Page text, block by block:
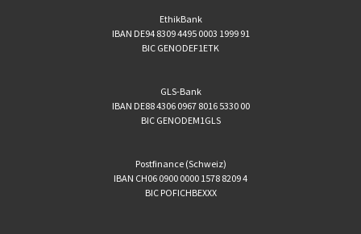
EthikBank
IBAN DE94 8309 4495 0003 1999 91
BIC GENODEF1ETK
GLS-Bank
IBAN DE88 4306 0967 8016 5330 00
BIC GENODEM1GLS
Postfinance (Schweiz)
IBAN CH06 0900 0000 1578 8209 4
BIC POFICHBEXXX